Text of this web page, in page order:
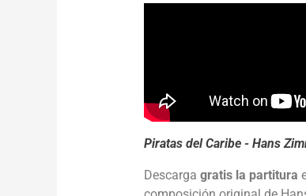
Piratas del Caribe - Hans
Descargagratis la partitura